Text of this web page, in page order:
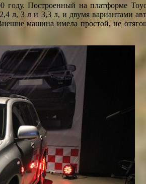
году. Построенный на платформе
л, 3 л и 3,3 л, и двумя вариантами
машина имела простой, не